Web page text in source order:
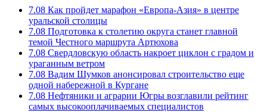
7.08 Как пройдет марафон «Европа-Азия» в центре
уральской столицы
7.08 Подготовка к столетию округа станет главной
темой Честного маршрута Артюхова
7.08 Свердловскую область накроет циклон с градом и
ураганным ветром
7.08 Вадим Шумков анонсировал строительство еще
одной набережной в Кургане
7.08 Нефтяники и аграрии Югры возглавили рейтинг
самых высокооплачиваемых специалистов